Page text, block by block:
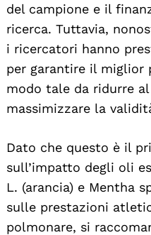
del campione e il
ricerca. Tuttavia,
i ricercatori hanno
per garantire il
modo tale da ridurre
massimizzare la
Dato che questo è il
sull’impatto degli oli
L. (arancia) e Mentha
sulle prestazioni
polmonare, si